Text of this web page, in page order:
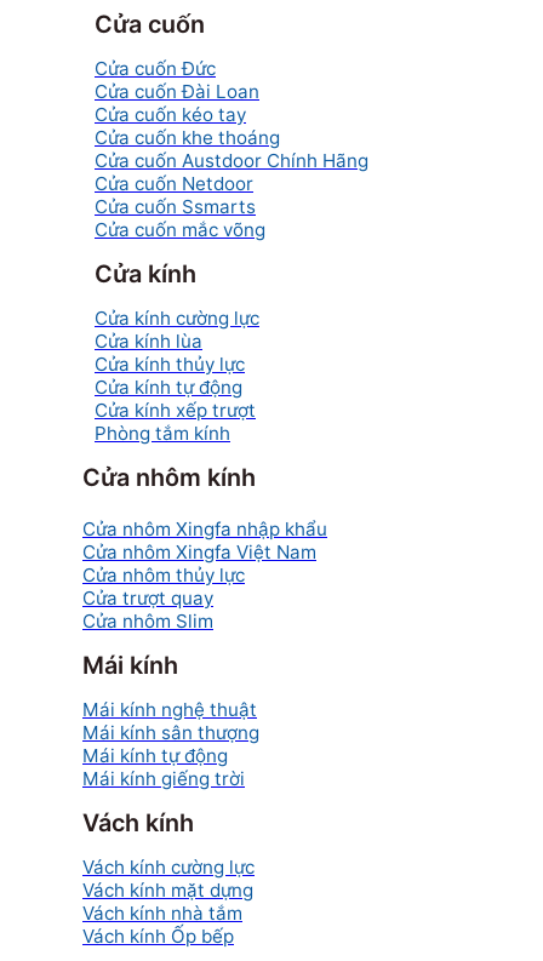
Cửa cuốn
Cửa cuốn Đức
Cửa cuốn Đài Loan
Cửa cuốn kéo tay
Cửa cuốn khe thoáng
Cửa cuốn Austdoor Chính Hãng
Cửa cuốn Netdoor
Cửa cuốn Ssmarts
Cửa cuốn mắc võng
Cửa kính
Cửa kính cường lực
Cửa kính lùa
Cửa kính thủy lực
Cửa kính tự động
Cửa kính xếp trượt
Phòng tắm kính
Cửa nhôm kính
Cửa nhôm Xingfa nhập khẩu
Cửa nhôm Xingfa Việt Nam
Cửa nhôm thủy lực
Cửa trượt quay
Cửa nhôm Slim
Mái kính
Mái kính nghệ thuật
Mái kính sân thượng
Mái kính tự động
Mái kính giếng trời
Vách kính
Vách kính cường lực
Vách kính mặt dựng
Vách kính nhà tắm
Vách kính Ốp bếp